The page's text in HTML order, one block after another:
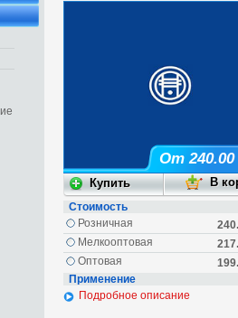
От 240.00
Стоимость
Розничная
Мелкооптовая
Оптовая
Применение
Подробное описание